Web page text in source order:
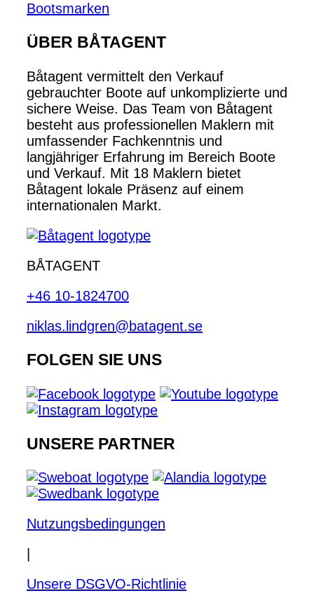
Bootsmarken
ÜBER BÅTAGENT
Båtagent vermittelt den Verkauf
gebrauchter Boote auf unkomplizierte und
sichere Weise. Das Team von Båtagent
besteht aus professionellen Maklern mit
umfassender Fachkenntnis und
langjähriger Erfahrung im Bereich Boote
und Verkauf. Mit 18 Maklern bietet
Båtagent lokale Präsenz auf einem
internationalen Markt.
BÅTAGENT
+46 10-1824700
niklas.lindgren@batagent.se
FOLGEN SIE UNS
UNSERE PARTNER
Nutzungsbedingungen
Unsere DSGVO-Richtlinie